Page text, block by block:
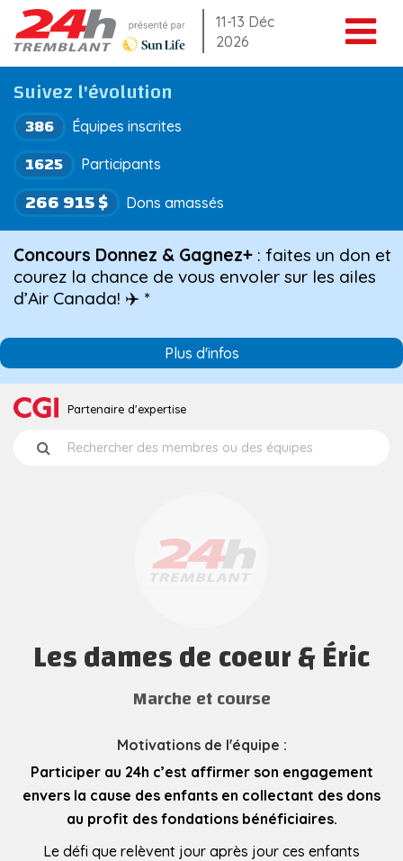
Aller
au
contenu
11-13 Déc
2026
Suivez l'évolution
386 Équipes inscrites
266 915 $ Dons amassés
1625 Participants
Concours Donnez & Gagnez+ : faites un don et
courez la chance de vous envoler sur les ailes
d’Air Canada! ✈️ *
Plus d'infos
Partenaire d'expertise
Les dames de coeur & Éric
Marche et course
Motivations de l'équipe :
Participer au 24h c’est affirmer son engagement
envers la cause des enfants en collectant des dons
au profit des fondations bénéficiaires.
Le défi que relèvent jour après jour ces enfants